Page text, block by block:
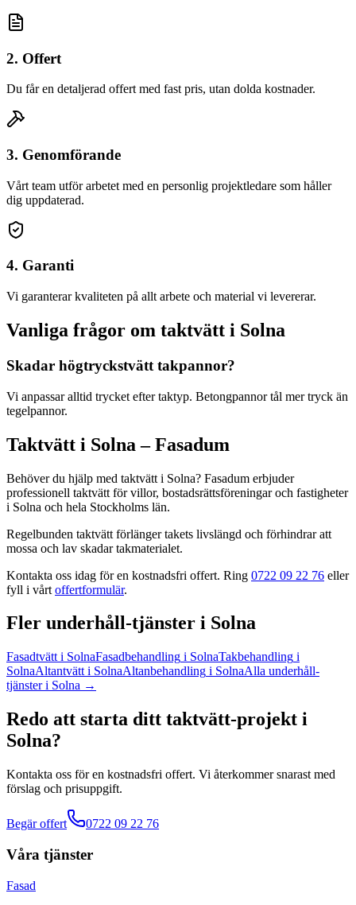
2. Offert
Du får en detaljerad offert med fast pris, utan dolda kostnader.
3. Genomförande
Vårt team utför arbetet med en personlig projektledare som håller
dig uppdaterad.
4. Garanti
Vi garanterar kvaliteten på allt arbete och material vi levererar.
Vanliga frågor om taktvätt i Solna
Skadar högtryckstvätt takpannor?
Vi anpassar alltid trycket efter taktyp. Betongpannor tål mer tryck än
tegelpannor.
Taktvätt i Solna – Fasadum
Behöver du hjälp med taktvätt i Solna? Fasadum erbjuder
professionell taktvätt för villor, bostadsrättsföreningar och fastigheter
i Solna och hela Stockholms län.
Regelbunden taktvätt förlänger takets livslängd och förhindrar att
mossa och lav skadar takmaterialet.
Kontakta oss idag för en kostnadsfri offert. Ring 0722 09 22 76 eller
fyll i vårt offertformulär.
Fler underhåll-tjänster i Solna
Fasadtvätt i SolnaFasadbehandling i SolnaTakbehandling i
SolnaAltantvätt i SolnaAltanbehandling i SolnaAlla underhåll-
tjänsteri Solna →
Redo att starta ditt taktvätt-projekt i
Solna?
Kontakta oss för en kostnadsfri offert. Vi återkommer snarast med
förslag och prisuppgift.
Begär offert 0722 09 22 76
Våra tjänster
Fasad